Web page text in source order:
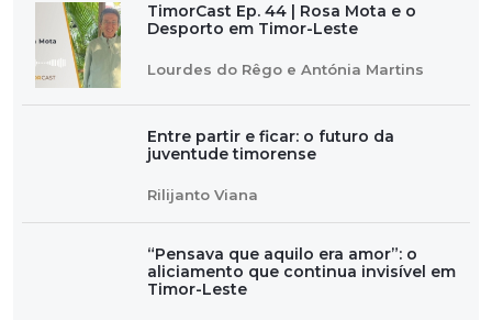
TimorCast Ep. 44 | Rosa Mota e o
Desporto em Timor-Leste
Lourdes do Rêgo e Antónia Martins
Entre partir e ficar: o futuro da
juventude timorense
Rilijanto Viana
“Pensava que aquilo era amor”: o
aliciamento que continua invisível em
Timor-Leste